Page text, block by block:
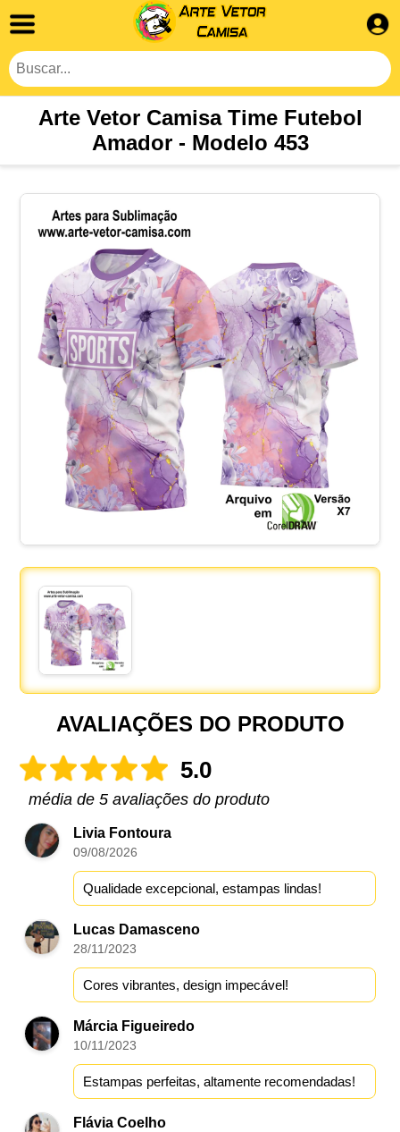
Arte Vetor Camisa Time Futebol
Amador - Modelo 453
AVALIAÇÕES DO PRODUTO
5.0
média de 5 avaliações do produto
Livia Fontoura
09/08/2026
Qualidade excepcional, estampas lindas!
Lucas Damasceno
28/11/2023
Cores vibrantes, design impecável!
Márcia Figueiredo
10/11/2023
Estampas perfeitas, altamente recomendadas!
Flávia Coelho